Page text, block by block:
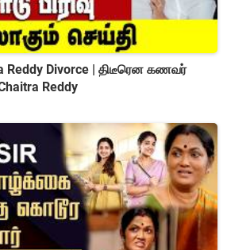
Reddy Divorce | திடீரென கணவர்
நீக்கிய Chaitra Reddy